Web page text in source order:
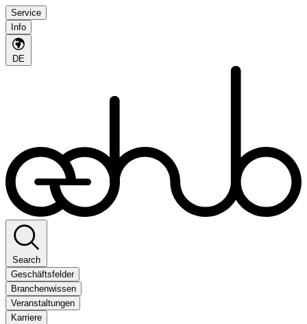
Service
Info
DE
Search
Geschäftsfelder
Branchenwissen
Veranstaltungen
Karriere